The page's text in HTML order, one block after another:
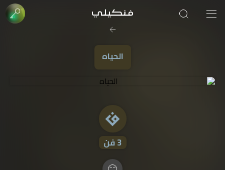
الحياه
3فن
صورة الغلاف من فن
SOUFIANE Abid